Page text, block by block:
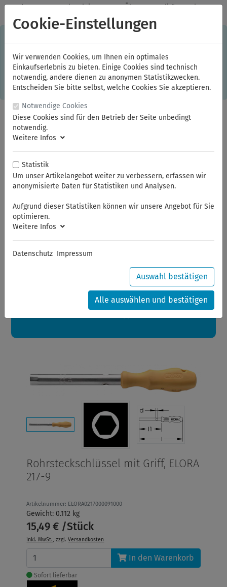
✓Jeden Monat starke Aktionen ✓Über 20 Qualitätsmarken ✓
Kostenlose Lieferung im Inland ab 150,00 Euro Bruttowarenwert
Einkaufserlebnis. Dabei werden beispielsweise die Session-
Informationen oder die Spracheinstellung auf Ihrem Rechner
gespeichert. Ohne Cookies ist der Funktionsumfang des
Online-Shops eingeschränkt. Sind Sie damit nicht
einverstanden, klicken Sie bitte hier.
Sommerferien
Sehr geehrte Kunden,
Ihre Bestellungen in diesem Zeitraum werden ab dem
24.08.2026 verschickt.
Eine schöne Sommerpause
Rohrsteckschlüssel mit Griff, ELORA
217-9
Artikelnummer: ELORA0217000091000
Gewicht: 0.112 kg
15,49 € /Stück
inkl. MwSt., zzgl.Versandkosten
In den Warenkorb
Sofort lieferbar
Cookie-Einstellungen
Wir verwenden Cookies, um Ihnen ein optimales
Einkaufserlebnis zu bieten. Einige Cookies sind technisch
notwendig, andere dienen zu anonymen Statistikzwecken.
Entscheiden Sie bitte selbst, welche Cookies Sie akzeptieren.
Notwendige Cookies
Diese Cookies sind für den Betrieb der Seite unbedingt
notwendig.
Weitere Infos
Statistik
Um unser Artikelangebot weiter zu verbessern, erfassen wir
anonymisierte Daten für Statistiken und Analysen.
Aufgrund dieser Statistiken können wir unsere Angebot für Sie
optimieren.
Weitere Infos
Datenschutz Impressum
Auswahl bestätigen
Alle auswählen und bestätigen